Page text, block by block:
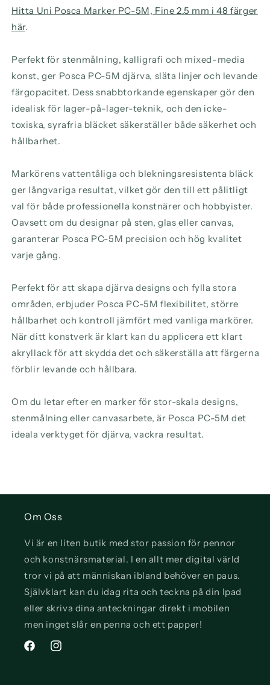
Hitta Uni Posca Marker PC-5M, Fine 2.5 mm i 48 färger
här.
Perfekt för stenmålning, kalligrafi och mixed-media
konst, ger Posca PC-5M djärva, släta linjer och levande
färgopacitet. Dess snabbtorkande egenskaper gör den
idealisk för lager-på-lager-teknik, och den icke-
toxiska, syrafria bläcket säkerställer både säkerhet och
hållbarhet.
Markörens vattentåliga och blekningsresistenta bläck
ger långvariga resultat, vilket gör den till ett pålitligt
val för både professionella konstnärer och hobbyister.
Oavsett om du designar på sten, glas eller canvas,
garanterar Posca PC-5M precision och hög kvalitet
varje gång.
Perfekt för att skapa djärva designs och fylla stora
områden, erbjuder Posca PC-5M flexibilitet, större
hållbarhet och kontroll jämfört med vanliga markörer.
När ditt konstverk är klart kan du applicera ett klart
akryllack för att skydda det och säkerställa att färgerna
förblir levande och hållbara.
Om du letar efter en marker för stor-skala designs,
stenmålning eller canvasarbete, är Posca PC-5M det
ideala verktyget för djärva, vackra resultat.
Om Oss
Vi är en liten butik med stor passion för pennor
och konstnärsmaterial. I en allt mer digital värld
tror vi på att människan ibland behöver en paus.
Självklart kan du idag rita och teckna på din Ipad
eller skriva dina anteckningar direkt i mobilen
men inget slår en penna och ett papper!
FacebookInstagram